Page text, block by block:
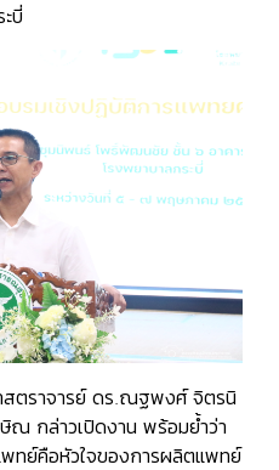
บี่
สตราจารย์ ดร.ณฐพงศ์ จิตรนิ
ณ กล่าวเปิดงาน พร้อมย้ำว่า
ทย์คือหัวใจของการผลิตแพทย์